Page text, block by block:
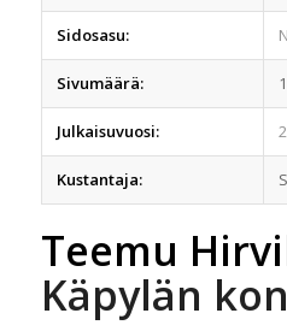
Sidosasu:
Sivumäärä:
Julkaisuvuosi:
Kustantaja:
Teemu
Käpylän